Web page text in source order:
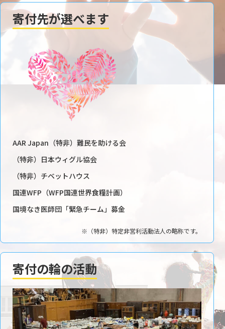
寄付先が選べます
AAR Japan（特非）難民を助ける会
（特非）日本ウィグル協会
（特非）チベットハウス
国連WFP（WFP国連世界食糧計画）
国境なき医師団「緊急チーム」募金
※（特非）特定非営利活動法人の略称です。
寄付の輪の活動